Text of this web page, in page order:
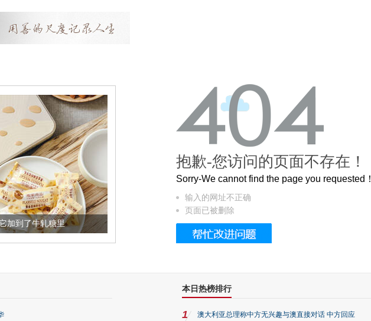
加到了牛轧糖里 被列入佛家七宝的它到底有多美？
抱歉-您访问的页面不存在！
Sorry-We cannot find the page you requested！
输入的网址不正确
页面已被删除
本日热榜排行
1 澳大利亚总理称中方无兴趣与澳直接对话 中方回应